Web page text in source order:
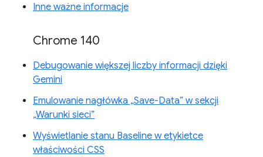
Inne ważne informacje
Chrome 140
Debugowanie większej liczby informacji dzięki
Gemini
Emulowanie nagłówka „Save-Data” w sekcji
„Warunki sieci”
Wyświetlanie stanu Baseline w etykietce
właściwości CSS